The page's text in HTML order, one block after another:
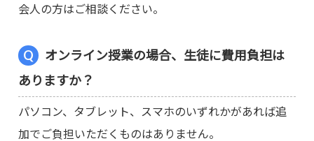
会人の方はご相談ください。
オンライン授業の場合、生徒に費用負担は
ありますか？
パソコン、タブレット、スマホのいずれかがあれば追
加でご負担いただくものはありません。